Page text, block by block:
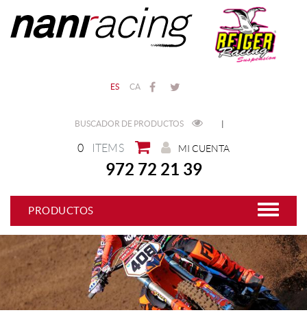
ES CA
BUSCADOR DE PRODUCTOS |
0 ITEMS MI CUENTA
972 72 21 39
PRODUCTOS